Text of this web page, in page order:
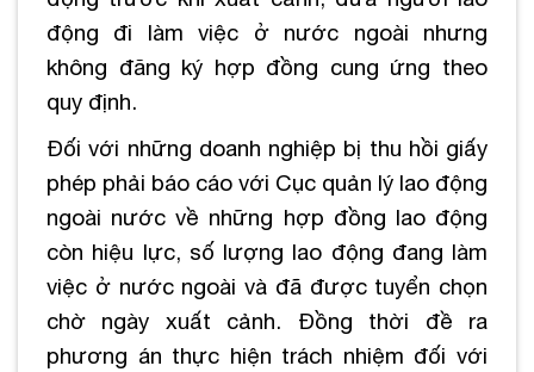
động đi làm việc ở nước ngoài nhưng
không đăng ký hợp đồng cung ứng theo
quy định.
Đối với những doanh nghiệp bị thu hồi giấy
phép phải báo cáo với Cục quản lý lao động
ngoài nước về những hợp đồng lao động
còn hiệu lực, số lượng lao động đang làm
việc ở nước ngoài và đã được tuyển chọn
chờ ngày xuất cảnh. Đồng thời đề ra
phương án thực hiện trách nhiệm đối với